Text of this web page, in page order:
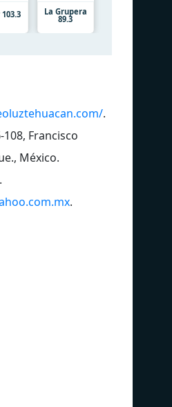
La Grupera
89.3
.
108, Francisco
México.
.
.